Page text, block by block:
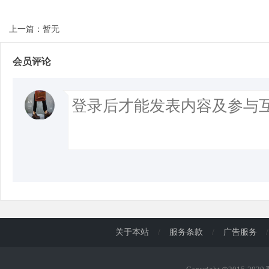
上一篇：暂无
会员评论
关于本站 / 服务条款 / 广告服务 /